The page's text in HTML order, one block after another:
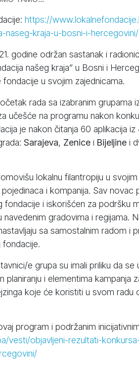
https://
naseg-kraja-u-bosni-i-hercegovini/
godine održan sastanak i
našeg kraja” u Bosni i
u svojim zajednicama.
rada sa izabranim grupama
učešće na programu nakon
je nakon čitanja 60 aplikacija iz
Sarajeva, Zenice i Bijeljine i
lokalnu filantropiju u
i kompanija. Sav novac
i iskorišćen za podršku
gradovima i regijama.
sa samostalnim radom i
fondacije.
e grupa su imali priliku da se
i elementima kampanja
koje će koristiti u svom radu
program i podržanim
vesti/objavljeni-rezultati-